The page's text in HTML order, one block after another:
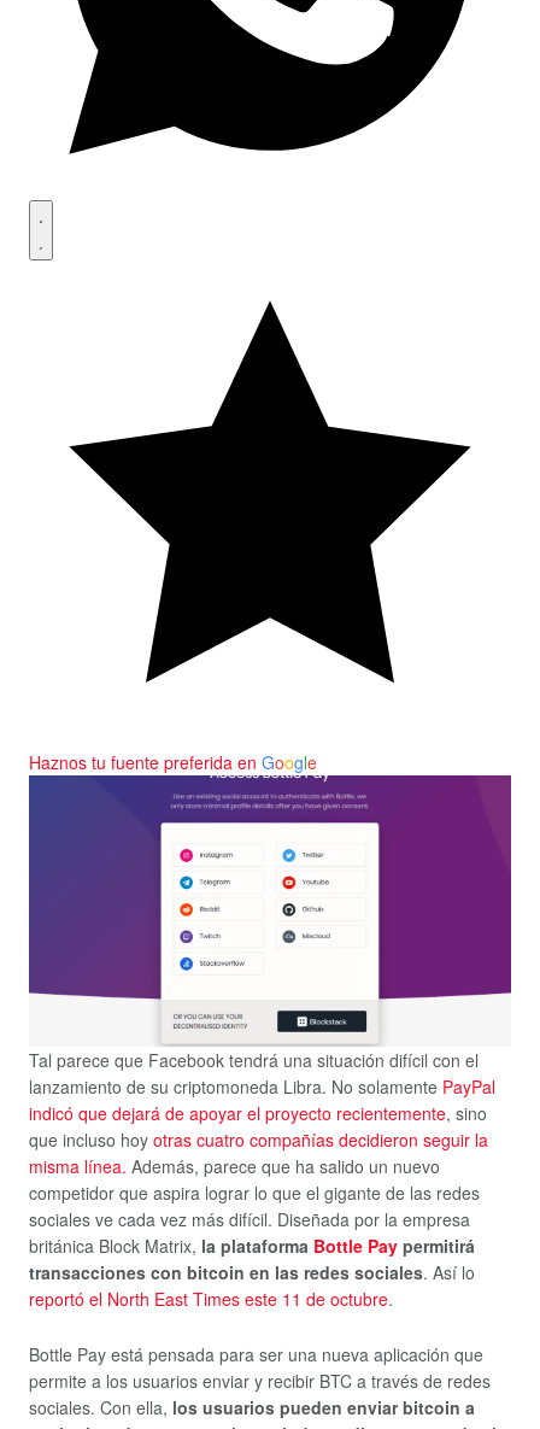
Haznos tu fuente preferida en Google
Tal parece que Facebook tendrá una situación difícil con el
lanzamiento de su criptomoneda Libra. No solamente PayPal
indicó que dejará de apoyar el proyecto recientemente, sino
que incluso hoy otras cuatro compañías decidieron seguir la
misma línea. Además, parece que ha salido un nuevo
competidor que aspira lograr lo que el gigante de las redes
sociales ve cada vez más difícil. Diseñada por la empresa
británica Block Matrix, la plataforma Bottle Pay permitirá
transacciones con bitcoin en las redes sociales. Así lo
reportó el North East Times este 11 de octubre.
Bottle Pay está pensada para ser una nueva aplicación que
permite a los usuarios enviar y recibir BTC a través de redes
sociales. Con ella, los usuarios pueden enviar bitcoin a